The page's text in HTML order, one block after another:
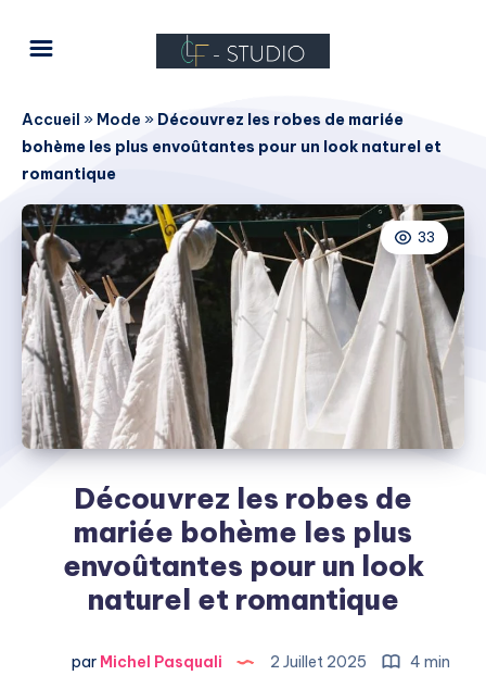
Accueil » Mode » Découvrez les robes de mariée
bohème les plus envoûtantes pour un look naturel et
romantique
33
Découvrez les robes de
mariée bohème les plus
envoûtantes pour un look
naturel et romantique
par Michel Pasquali 2 Juillet 2025 4 min